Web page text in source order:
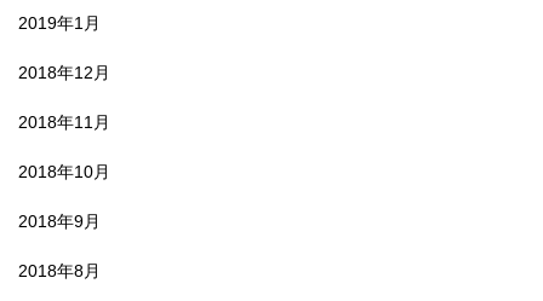
2019年1月
2018年12月
2018年11月
2018年10月
2018年9月
2018年8月